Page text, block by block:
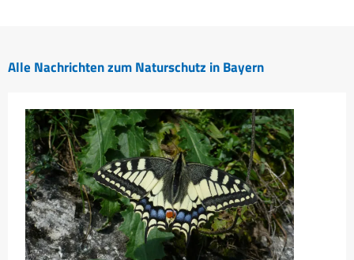
Alle Nachrichten zum Naturschutz in Bayern